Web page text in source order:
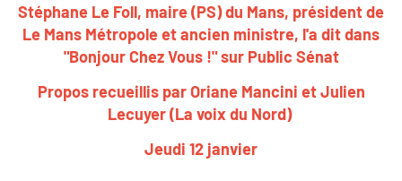
Stéphane Le Foll, maire (PS) du Mans, président de
Le Mans Métropole et ancien ministre, l'a dit dans
"Bonjour Chez Vous !" sur Public Sénat
Propos recueillis par Oriane Mancini et Julien
Lecuyer (La voix du Nord)
Jeudi 12 janvier